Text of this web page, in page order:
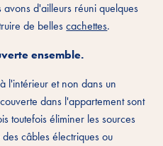
d'ailleurs réuni quelques
de bellescachettes.
ensemble.
l'intérieur et non dans un
dans l'appartement sont
toutefois éliminer les sources
câbles électriques ou